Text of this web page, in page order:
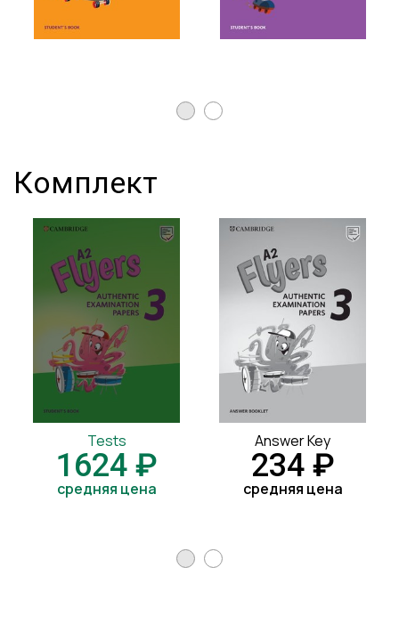
Комплект
Tests
1624 ₽
средняя цена
Answer Key
234 ₽
средняя цена